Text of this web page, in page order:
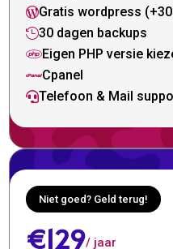
Gratis wordpress
30 dagen backups
Eigen PHP versie
Cpanel
Telefoon & Mail
Niet goed? Geld terug!
€129/ jaar